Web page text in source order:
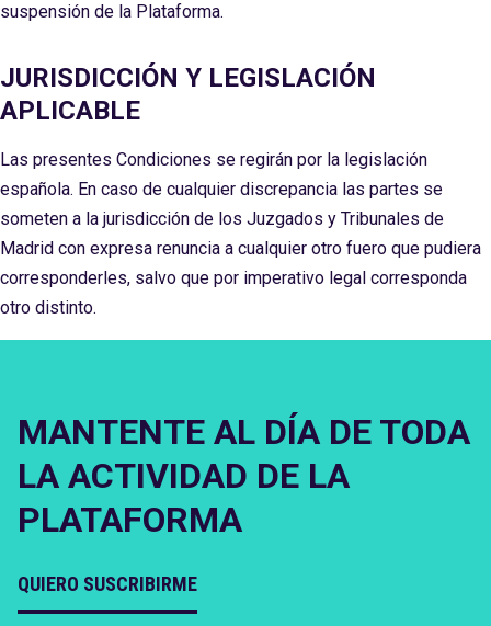
suspensión de la Plataforma.
JURISDICCIÓN Y LEGISLACIÓN
APLICABLE
Las presentes Condiciones se regirán por la legislación
española. En caso de cualquier discrepancia las partes se
someten a la jurisdicción de los Juzgados y Tribunales de
Madrid con expresa renuncia a cualquier otro fuero que pudiera
corresponderles, salvo que por imperativo legal corresponda
otro distinto.
MANTENTE AL DÍA DE TODA
LA ACTIVIDAD DE LA
PLATAFORMA
QUIERO SUSCRIBIRME